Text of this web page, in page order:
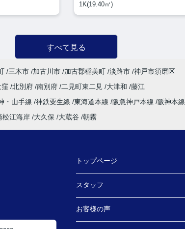
1K(19.40㎡)
すべて見る
三木市 加古川市 加古郡稲美町 淡路市 神戸市須磨区
窪 北別府 南別府 二見町東二見 大津和 藤江
・山手線 神鉄粟生線 東海道本線 阪急神戸本線 阪神本線
松江海岸 大久保 大蔵谷 朝霧
トップページ
スタッフ
お客様の声